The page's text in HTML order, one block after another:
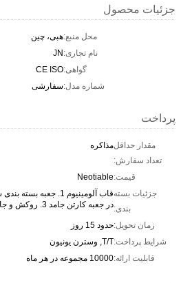
جزئیات محصول
محل منبع:هبی، چین
نام تجاری:JN
گواهی:CE ISO
شماره مدل:سفارشی
پرداخت
مقدار حداقل
تعداد سفارش:
مذاکره
قیمت:Neotiable
جزئیات بسته
بندی:در جعبه کارتن جامد 3. روکش و جانبی در
زمان تحویل:حدود 15 روز
شرایط پرداخت:T/T, وسترن یونیون
قابلیت ارائه:10000 مجموعه در هر ماه